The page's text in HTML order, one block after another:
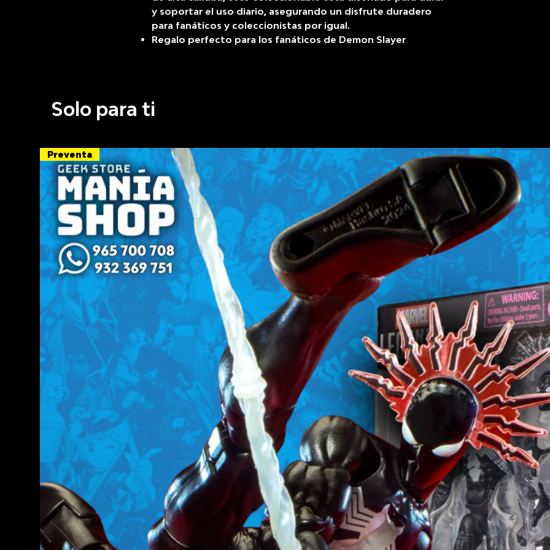
y soportar el uso diario, asegurando un disfrute duradero
para fanáticos y coleccionistas por igual.
Regalo perfecto para los fanáticos de Demon Slayer
Solo para ti
Preventa